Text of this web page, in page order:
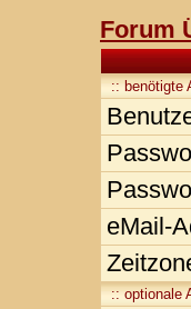
Forum
:: benötigte
eMail-
:: optionale